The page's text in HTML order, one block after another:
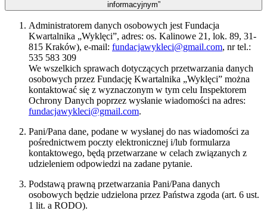
informacyjnym”
Administratorem danych osobowych jest Fundacja
Kwartalnika „Wyklęci”, adres: os. Kalinowe 21, lok. 89, 31-
815 Kraków), e-mail: fundacjawykleci@gmail.com, nr tel.:
535 583 309
We wszelkich sprawach dotyczących przetwarzania danych
osobowych przez Fundację Kwartalnika „Wyklęci” można
kontaktować się z wyznaczonym w tym celu Inspektorem
Ochrony Danych poprzez wysłanie wiadomości na adres:
fundacjawykleci@gmail.com.
Pani/Pana dane, podane w wysłanej do nas wiadomości za
pośrednictwem poczty elektronicznej i/lub formularza
kontaktowego, będą przetwarzane w celach związanych z
udzieleniem odpowiedzi na zadane pytanie.
Podstawą prawną przetwarzania Pani/Pana danych
osobowych będzie udzielona przez Państwa zgoda (art. 6 ust.
1 lit. a RODO).